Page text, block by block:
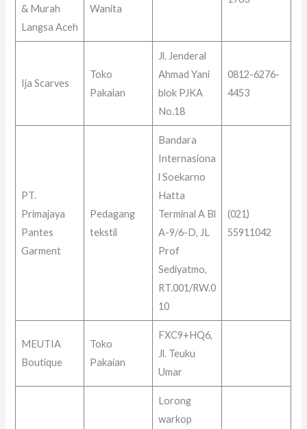
& Murah
Langsa Aceh
Wanita
Ija Scarves
Toko
Pakaian
Jl. Jenderal
Ahmad Yani
blok PJKA
No.18
0812-6276-
4453
PT.
Primajaya
Pantes
Garment
Pedagang
tekstil
Bandara
Internasiona
l Soekarno
Hatta
Terminal A Bl
A-9/6-D, JL
Prof
Sediyatmo,
RT.001/RW.0
10
(021)
55911042
MEUTIA
Boutique
Toko
Pakaian
FXC9+HQ6,
Jl. Teuku
Umar
Lorong
warkop